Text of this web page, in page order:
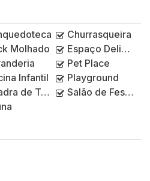
Churrasqueira
Molhado
Espaço Delivery
Pet Place
Infantil
Playground
de Tênis
Salão de Festas